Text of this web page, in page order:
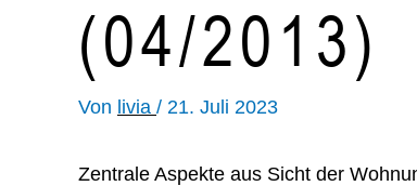
(04/2013)
Von livia / 21. Juli 2023
Zentrale Aspekte aus Sicht der